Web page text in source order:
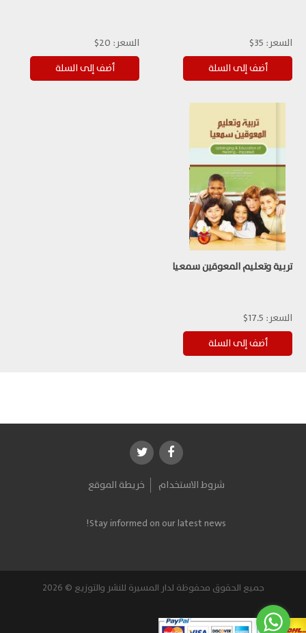
السعر: 35$ السعر: 20$
تربية وتعليم المعوقين سمعيا
السعر: 17.5$
شروط الاستخدام خريطة الموقع
Stay informed on our latest news!
جميع الحقوق محفوظة لدار المسيرة للنشر والتوزيع © 2026